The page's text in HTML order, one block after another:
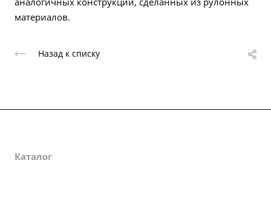
материалов.
Назад к списку
Каталог